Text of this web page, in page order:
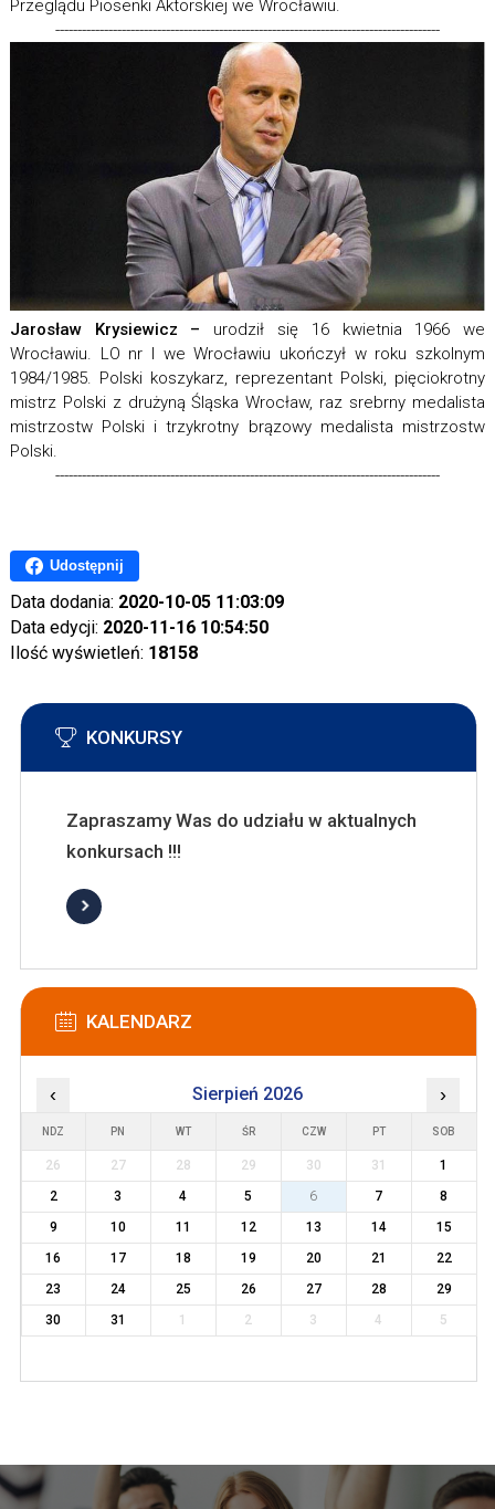
Przeglądu Piosenki Aktorskiej we Wrocławiu.
---------------------------------------------------------------------------------------
Jarosław Krysiewicz – urodził się 16 kwietnia 1966 we
Wrocławiu. LO nr I we Wrocławiu ukończył w roku szkolnym
1984/1985. Polski koszykarz, reprezentant Polski, pięciokrotny
mistrz Polski z drużyną Śląska Wrocław, raz srebrny medalista
mistrzostw Polski i trzykrotny brązowy medalista mistrzostw
Polski.
---------------------------------------------------------------------------------------
Udostępnij
Data dodania: 2020-10-05 11:03:09
Data edycji: 2020-11-16 10:54:50
Ilość wyświetleń: 18158
KONKURSY
Zapraszamy Was do udziału w aktualnych
konkursach !!!
KALENDARZ
‹ Sierpień 2026 ›
NDZ PN WT ŚR CZW PT SOB
26 27 28 29 30 31
1
2
3 4 5 6 7
8
9
10 11 12 13 14
15
16
17 18 19 20 21
22
23
24 25 26 27 28
29
30
31 1 2 3 4 5